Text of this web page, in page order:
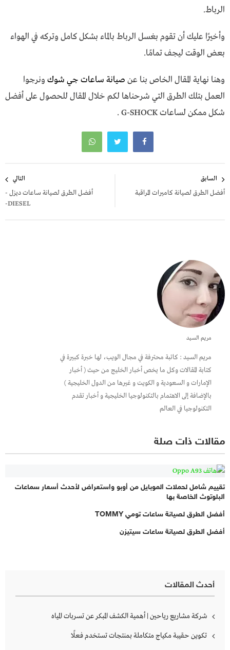
الرباط.
وأخيرًا عليك أن تقوم بغسل الرباط بالماء بشكل كامل وتركه في الهواء
بعض الوقت ليجف تمامًا.
وهنا نهاية المقال الخاص بنا عن صيانة ساعات جي شوك ونرجوا
العمل بتلك الطرق التي شرحناها لكم خلال المقال للحصول على أفضل
شكل ممكن لساعات G-SHOCK .
المقالات
السابق
أفضل الطرق لصيانة كاميرات المراقبة
التالي
أفضل الطرق لصيانة ساعات ديزل -
DIESEL-
مريم السيد
مريم السيد : كاتبة محترفة في مجال الويب، لها خبرة كبيرة في
كتابة المقالات وكل ما يخص أخبار الخليج من حيث ( أخبار
الإمارات و السعودية و الكويت و غيرها من الدول الخليجية )
بالإضافة إلى الاهتمام بالتكنولوجيا الخليجية و أخبار تقدم
التكنولوجيا في العالم
مقالات ذات صلة
تقييم شامل لحملات الموبايل من أوبو واستعراض لأحدث أسعار سماعات
البلوتوث الخاصة بها
أفضل الطرق لصيانة ساعات تومي TOMMY
أفضل الطرق لصيانة ساعات سيتيزن
أحدث المقالات
شركة مشاريع رياحين | أهمية الكشف المبكر عن تسربات المياه
تكوين حقيبة مكياج متكاملة بمنتجات تستخدم فعلًا